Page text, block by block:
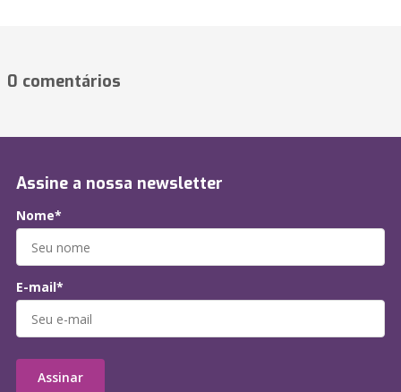
0 comentários
Assine a nossa newsletter
Nome*
E-mail*
Assinar